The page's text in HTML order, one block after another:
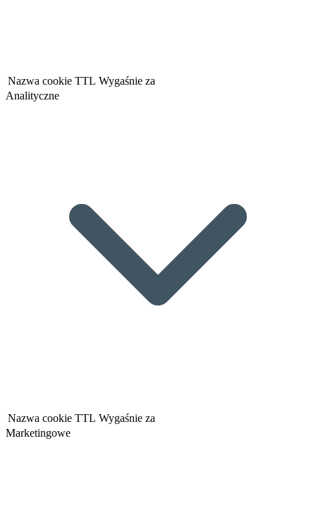
Nazwa cookie TTL Wygaśnie za
Analityczne
Nazwa cookie TTL Wygaśnie za
Marketingowe